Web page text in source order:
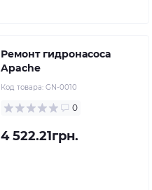
Ремонт гидронасоса
Apache
Код товара: GN-0010
0
4 522.21грн.